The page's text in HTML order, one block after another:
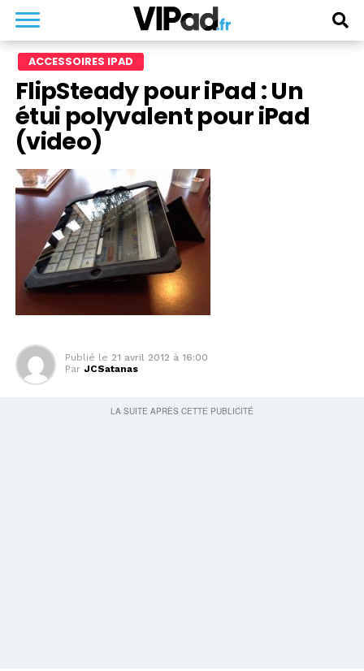
ACCESSOIRES IPAD
FlipSteady pour iPad : Un
étui polyvalent pour iPad
(video)
Publié le 21 avril 2012 à 16:00
Par JCSatanas